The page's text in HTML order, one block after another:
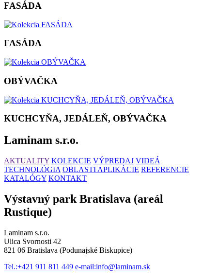
FASÁDA
FASÁDA
OBÝVAČKA
KUCHCYŇA, JEDÁLEŇ, OBÝVAČKA
Laminam s.r.o.
AKTUALITY KOLEKCIE VÝPREDAJ VIDEÁ
TECHNOLÓGIA OBLASTI APLIKÁCIE REFERENCIE
KATALÓGY KONTAKT
Výstavný park Bratislava (areál
Rustique)
Laminam s.r.o.
Ulica Svornosti 42
821 06 Bratislava (Podunajské Biskupice)
Tel.:+421 911 811 449 e-mail:info@laminam.sk